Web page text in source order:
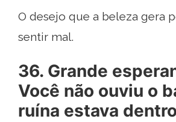
O desejo que a beleza gera
sentir mal.
36. Grande
Você não ouviu o
ruína estava